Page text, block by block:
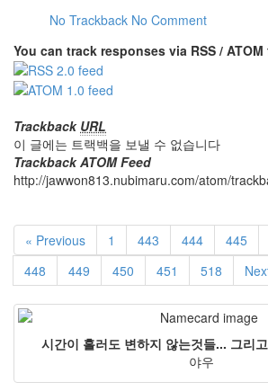
No Trackback No Comment
You can track responses via RSS / ATOM
Trackback URL
이 글에는 트랙백을 보낼 수 없습니다
Trackback ATOM Feed
http://jawwon813.nubimaru.com/atom/
« Previous 1 443 444 445
448
449 450 451 518
시간이 흘러도 변하지 않는것들... 그리
야우